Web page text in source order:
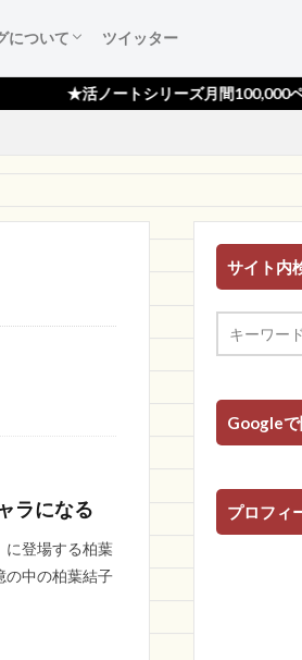
について
ノート』のご紹介！
ップーポリシー
ページ
様のページ
わせ
ツイッター
ートシリーズ月間100,000ページビュー
ラになる
に登場する柏葉
の中の柏葉結子
サイト内
Google
プロフィ